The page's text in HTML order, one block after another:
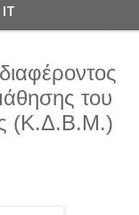
του
(Κ.Δ.Β.Μ.)
IT